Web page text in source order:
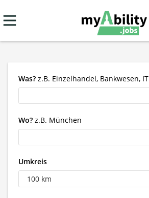
Was? z.B. Einzelhandel, Bankwesen, IT
Wo? z.B. München
Umkreis